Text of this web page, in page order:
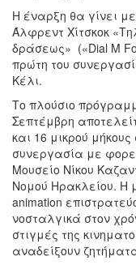
ΔΗΜΟΣ
ΠΟΛΙΤΙΣΜΟΣ
ΑΝΘΕΚΤΙΚΗ
ΠΟΛΗ
Η έναρξη θα γίνει
Άλφρεντ Χίτσκοκ
δράσεως» («Dial M
πρώτη του
Κέλι.
Το πλούσιο
Σεπτέμβρη
και 16 μικρού
συνεργασία με
Μουσείο Νίκου
Νομού Ηρακλείου. Η
animation
νοσταλγικά στον
στιγμές της
αναδείξουν